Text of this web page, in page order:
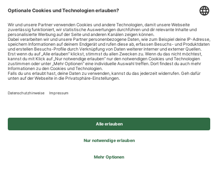
Datenschutzhinweise
Impressum
Privatsphäre-Einstellungen
© 2026 REWE Group - All rights reserved